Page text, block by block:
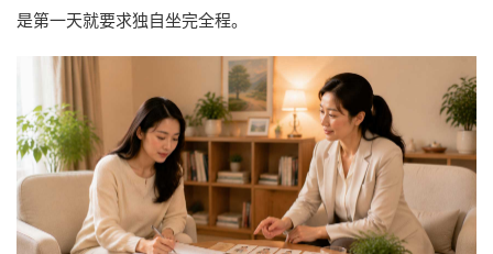
是第一天就要求独自坐完全程。